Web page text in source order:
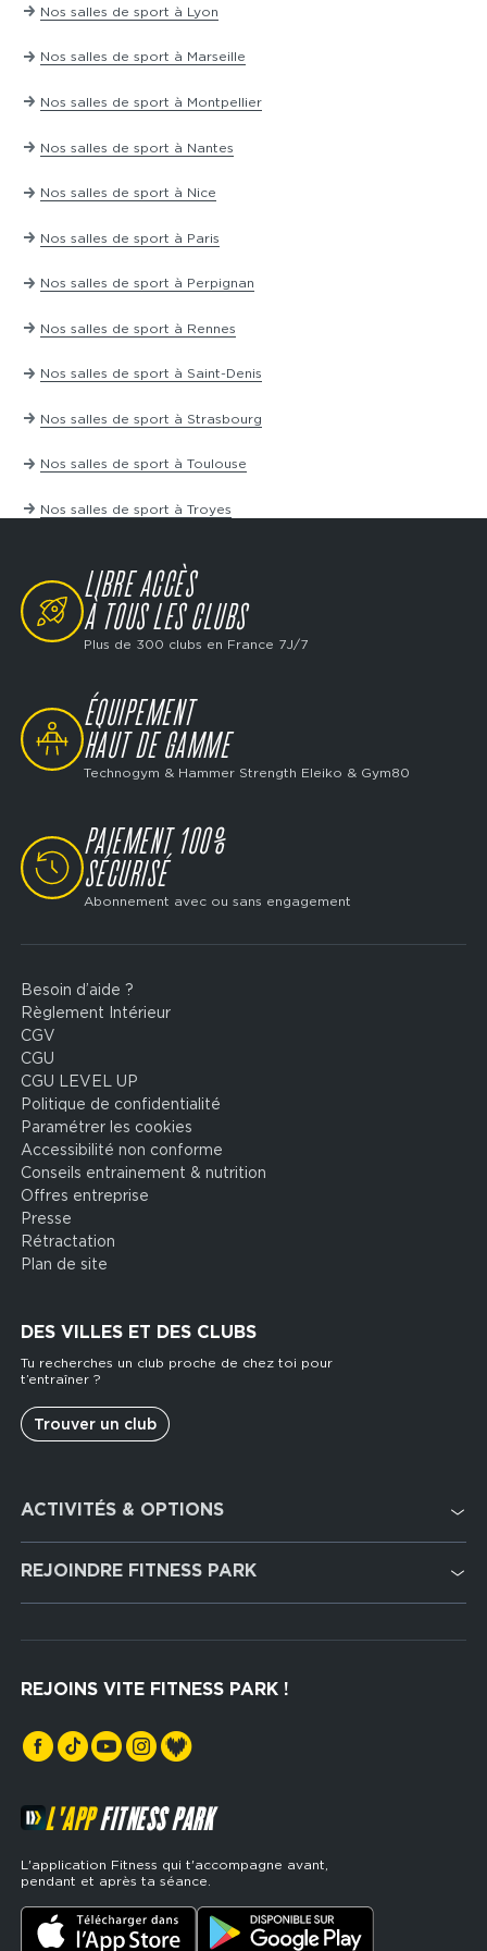
t'aider à progresser en toute sécurité.
Nos salles de sport à Lyon
Nos salles de sport à Marseille
Nos salles de sport à Montpellier
Nos salles de sport à Nantes
Nos salles de sport à Nice
Nos salles de sport à Paris
Nos salles de sport à Perpignan
Nos salles de sport à Rennes
Nos salles de sport à Saint-Denis
Nos salles de sport à Strasbourg
Nos salles de sport à Toulouse
Nos salles de sport à Troyes
SVG
LIBRE ACCÈS
À TOUS LES CLUBS
Plus de 300 clubs en France 7J/7
SVG
ÉQUIPEMENT
HAUT DE GAMME
Technogym & Hammer Strength Eleiko & Gym80
SVG
PAIEMENT 100%
SÉCURISÉ
Abonnement avec ou sans engagement
Footer
legal
Besoin d’aide ?
Règlement Intérieur
CGV
CGU
CGU LEVEL UP
Politique de confidentialité
Paramétrer les cookies
Accessibilité non conforme
Conseils entrainement & nutrition
Offres entreprise
Presse
Rétractation
Plan de site
DES VILLES ET DES CLUBS
Tu recherches un club proche de chez toi pour
t’entraîner ?
Trouver un club
services
ACTIVITÉS & OPTIONS
Cardio Training
Musculation
Hyrox Zone
Cross Training
REJOINDRE FITNESS PARK
REJOINS VITE FITNESS PARK !
L'APPFITNESS PARK
L'application Fitness qui t'accompagne avant,
pendant et après ta séance.